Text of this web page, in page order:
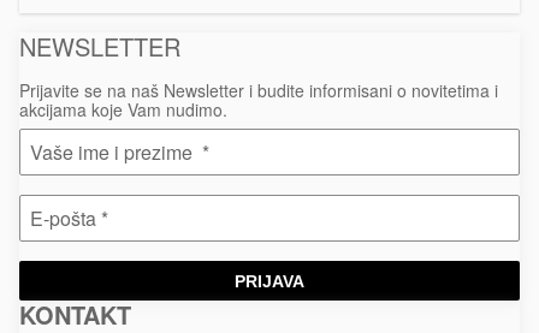
NEWSLETTER
Prijavite se na naš Newsletter i budite informisani o novitetima i
akcijama koje Vam nudimo.
PRIJAVA
Macinkovic
Macinkovic
https://www.macinkovic.rs/wp-
KONTAKT